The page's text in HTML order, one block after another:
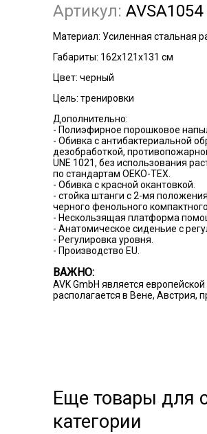
Артикул: AVSA1054
Материал: Усиленная стальная
Габариты: 162x121x131 см
Цвет: черный
Цель: тренировки
Дополнительно:
- Полиэфирное порошковое
- Обивка с антибактериальной
дезобработкой,
UNE 1021, без использования
по стандартам OEKO-TEX.
- Обивка с красной окантовкой.
- стойка штанги с 2-мя
черного фенольного
- Нескользящая платформа
- Анатомическое сиденьие с
- Регулировка уровня.
- Производство EU.
ВАЖНО:
AVK GmbH является
располагается в Вене, Австрия,
Еще товары для
категории